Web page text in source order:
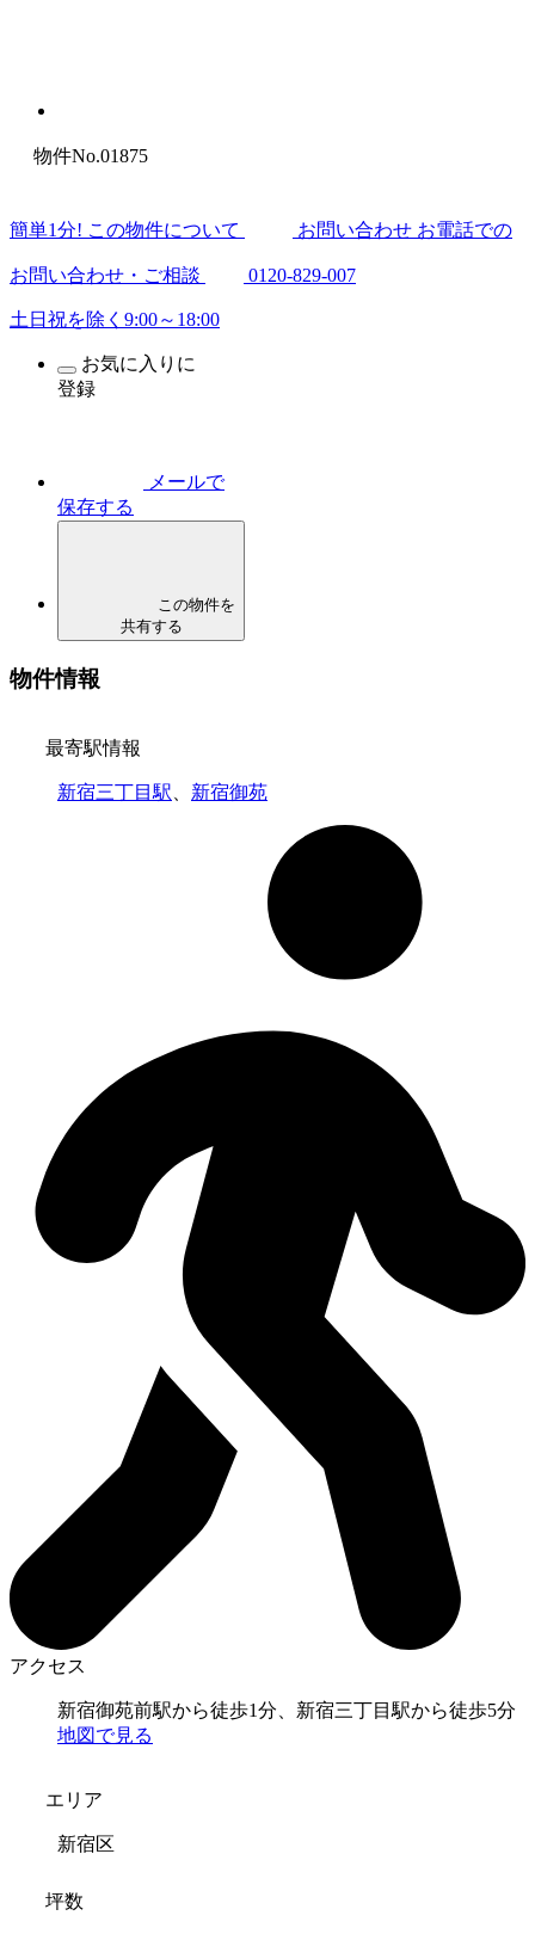
物件No.01875
簡単1分! この物件について お問い合わせ お電話での
お問い合わせ・ご相談 0120-829-007
土日祝を除く9:00～18:00
お気に入りに
登録
メールで
保存する
この物件を
共有する
物件情報
最寄駅情報
新宿三丁目駅 新宿御苑
アクセス
新宿御苑前駅から徒歩1分、新宿三丁目駅から徒歩5分
地図で見る
エリア
新宿区
坪数